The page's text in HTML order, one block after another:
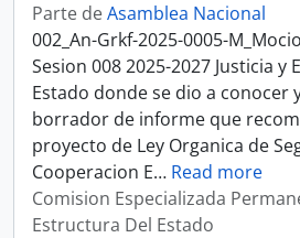
Parte deAsamblea Nacional
002_An-Grkf-2025-0005-
Sesion 008 2025-2027 Justicia y
Estado donde se dio a conocer
borrador de informe que
proyecto de Ley Organica de
Cooperacion E… Read more
Comision Especializada
Estructura Del Estado